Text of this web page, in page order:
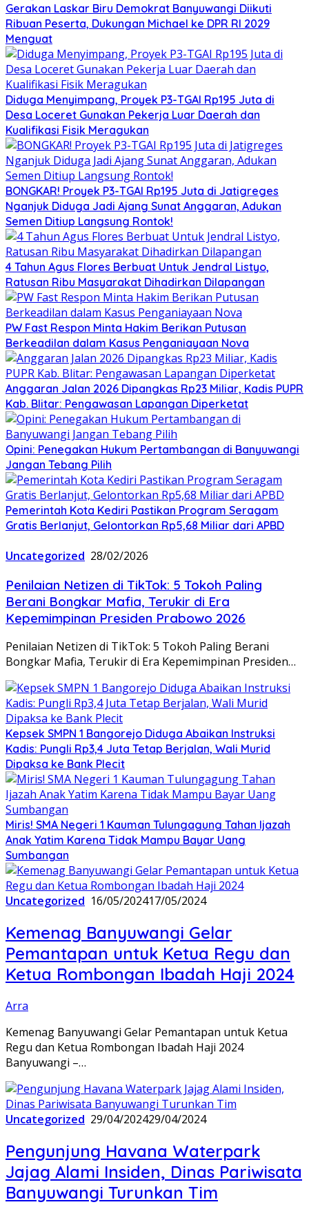
Gerakan Laskar Biru Demokrat Banyuwangi Diikuti
Ribuan Peserta, Dukungan Michael ke DPR RI 2029
Menguat
Diduga Menyimpang, Proyek P3-TGAI Rp195 Juta di
Desa Loceret Gunakan Pekerja Luar Daerah dan
Kualifikasi Fisik Meragukan
BONGKAR! Proyek P3-TGAI Rp195 Juta di Jatigreges
Nganjuk Diduga Jadi Ajang Sunat Anggaran, Adukan
Semen Ditiup Langsung Rontok!
4 Tahun Agus Flores Berbuat Untuk Jendral Listyo,
Ratusan Ribu Masyarakat Dihadirkan Dilapangan
PW Fast Respon Minta Hakim Berikan Putusan
Berkeadilan dalam Kasus Penganiayaan Nova
Anggaran Jalan 2026 Dipangkas Rp23 Miliar, Kadis PUPR
Kab. Blitar: Pengawasan Lapangan Diperketat
Opini: Penegakan Hukum Pertambangan di Banyuwangi
Jangan Tebang Pilih
Pemerintah Kota Kediri Pastikan Program Seragam
Gratis Berlanjut, Gelontorkan Rp5,68 Miliar dari APBD
Uncategorized 28/02/2026
Penilaian Netizen di TikTok: 5 Tokoh Paling
Berani Bongkar Mafia, Terukir di Era
Kepemimpinan Presiden Prabowo 2026
Penilaian Netizen di TikTok: 5 Tokoh Paling Berani
Bongkar Mafia, Terukir di Era Kepemimpinan Presiden…
Kepsek SMPN 1 Bangorejo Diduga Abaikan Instruksi
Kadis: Pungli Rp3,4 Juta Tetap Berjalan, Wali Murid
Dipaksa ke Bank Plecit
Miris! SMA Negeri 1 Kauman Tulungagung Tahan Ijazah
Anak Yatim Karena Tidak Mampu Bayar Uang
Sumbangan
Uncategorized 16/05/202417/05/2024
Kemenag Banyuwangi Gelar
Pemantapan untuk Ketua Regu dan
Ketua Rombongan Ibadah Haji 2024
Arra
Kemenag Banyuwangi Gelar Pemantapan untuk Ketua
Regu dan Ketua Rombongan Ibadah Haji 2024
Banyuwangi –…
Uncategorized 29/04/202429/04/2024
Pengunjung Havana Waterpark
Jajag Alami Insiden, Dinas Pariwisata
Banyuwangi Turunkan Tim